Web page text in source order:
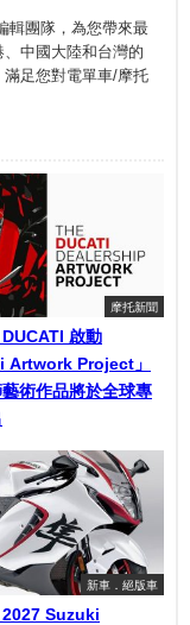
輯團隊，為您帶來最
中國大陸和台灣的
足您對電單車/摩托
摩托新聞
DUCATI 啟動
Artwork Project」
藝術作品將於全球專
新車．絕版車
2027 Suzuki